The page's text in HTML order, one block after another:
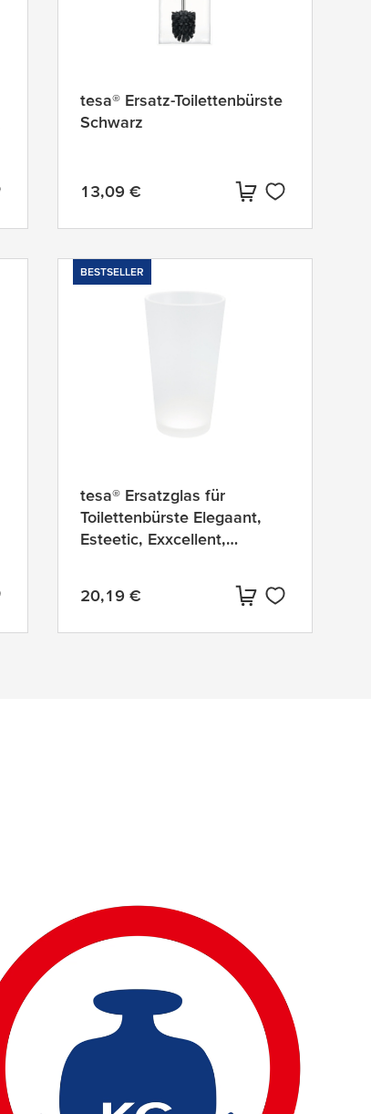
tesa® Ersatz-Toilettenbürste
Schwarz
Aktueller Preis:
13,09 €
BESTSELLER
tesa® Ersatzglas für
Toilettenbürste Elegaant,
Esteetic, Exxcellent,
Aktueller Preis:
20,19 €